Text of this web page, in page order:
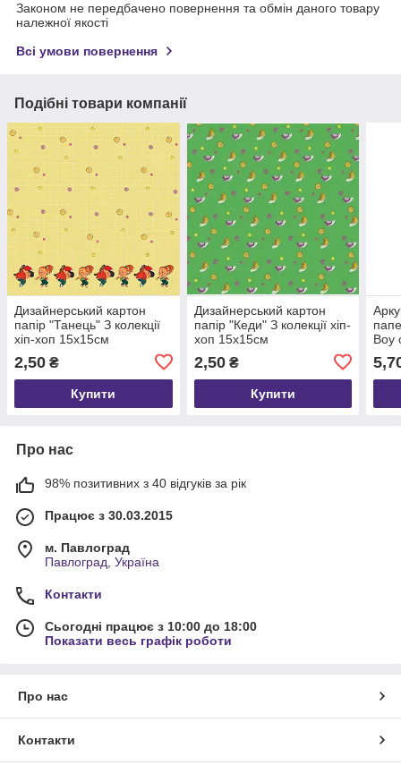
Законом не передбачено повернення та обмін даного товару
належної якості
Всі умови повернення
Подібні товари компанії
Дизайнерський картон
папір "Танець" З колекції
хіп-хоп 15х15см
2,50 ₴
Купити
Дизайнерський картон
папір "Кеди" З колекції хіп-
хоп 15х15см
2,50₴
Купити
Boy
Про нас
98% позитивних з 40 відгуків за рік
Працює з 30.03.2015
м. Павлоград
Павлоград, Україна
Контакти
Сьогодні працює з 10:00 до 18:00
Показати весь графік роботи
Про нас
Контакти